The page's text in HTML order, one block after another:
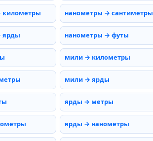
километры нанометры → сантиметры
ярды нанометры → футы
мили → километры
мили → ярды
ярды → метры
ярды → нанометры